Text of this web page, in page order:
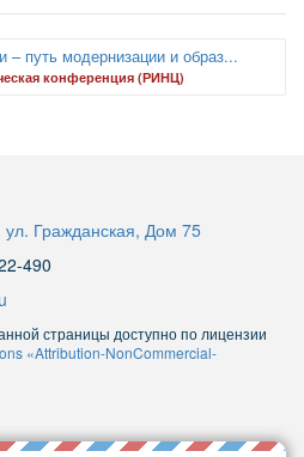
– путь модернизации и образ...
конференция (РИНЦ)
Гражданская, Дом 75
490
страницы доступно по лицензии
«Attribution-NonCommercial-